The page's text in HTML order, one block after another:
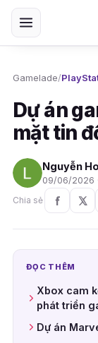
Gamelade/
Dự án
mặt tin
Nguyễn
09/06/2026
Chia sẻ
ĐỌC THÊM
Xbox cam
phát triển
Dự án